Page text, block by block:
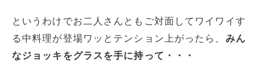
というわけでお二人さんともご対面してワイワイす
る中料理が登場ワッとテンション上がったら、 みん
なジョッキをグラスを手に持って・・・